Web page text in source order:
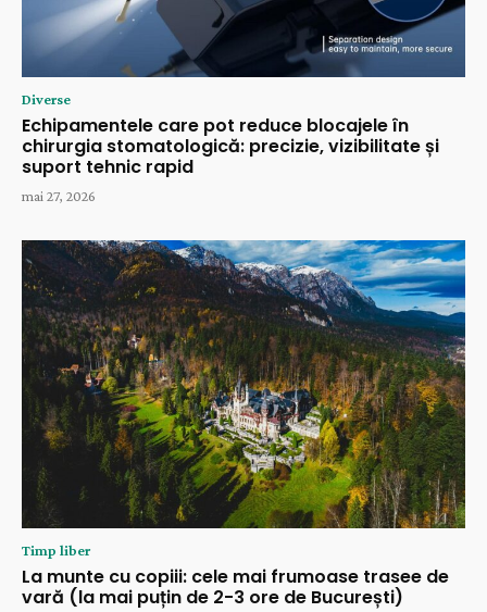
Diverse
Echipamentele care pot reduce blocajele în
chirurgia stomatologică: precizie, vizibilitate și
suport tehnic rapid
mai 27, 2026
Timp liber
La munte cu copiii: cele mai frumoase trasee de
vară (la mai puțin de 2-3 ore de București)